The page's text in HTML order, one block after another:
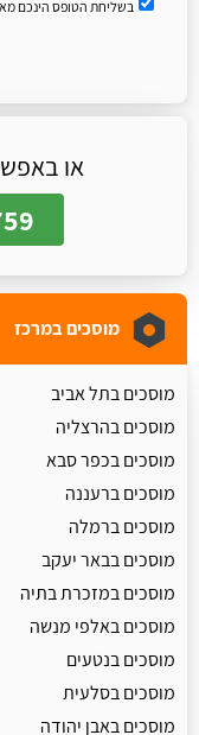
בשליחת הטופס הינכם
או
מוסכים במרכז
מוסכים בתל אביב
מוסכים בהרצליה
מוסכים בכפר סבא
מוסכים ברעננה
מוסכים ברמלה
מוסכים בבאר יעקב
מוסכים במזכרת בתיה
מוסכים באלפי מנשה
מוסכים בנטעים
מוסכים בסלעית
מוסכים באבן יהודה